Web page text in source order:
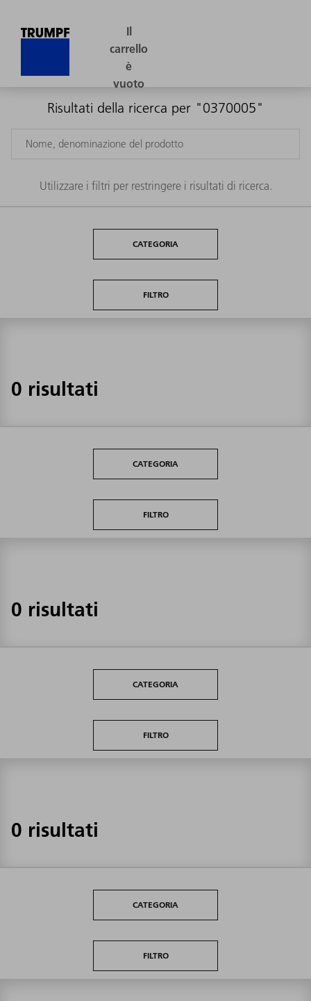
Risultati della ricerca per "0370005"
Utilizzare i filtri per restringere i risultati di ricerca.
CATEGORIA
FILTRO
0 risultati
CATEGORIA
FILTRO
0 risultati
CATEGORIA
FILTRO
0 risultati
CATEGORIA
FILTRO